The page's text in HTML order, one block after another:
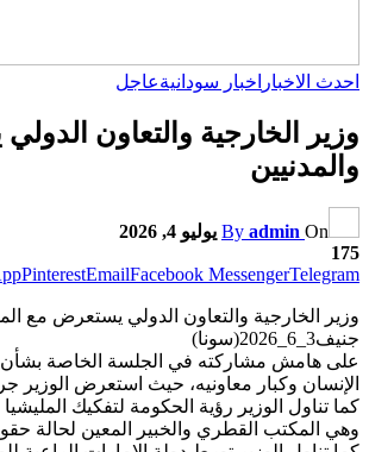
احدث الاخبار اخبار سودانيةعاجل
وزير الخارجية والتعاون
والمدنيين
By admin On
يوليو 4, 2026
175
PinterestEmailFacebook MessengerTelegram
وزير الخارجية والتعاون الدولي يستعرض مع
جنيف3_6_2026(سونا)
على هامش مشاركته في الجلسة الخاصة بشأن
الإنسان وكبار معاونيه، حيث استعرض الوزير
كما تناول الوزير رؤية الحكومة لتفكيك
وهي المكتب القطري والخبير المعين لحالة حقوق